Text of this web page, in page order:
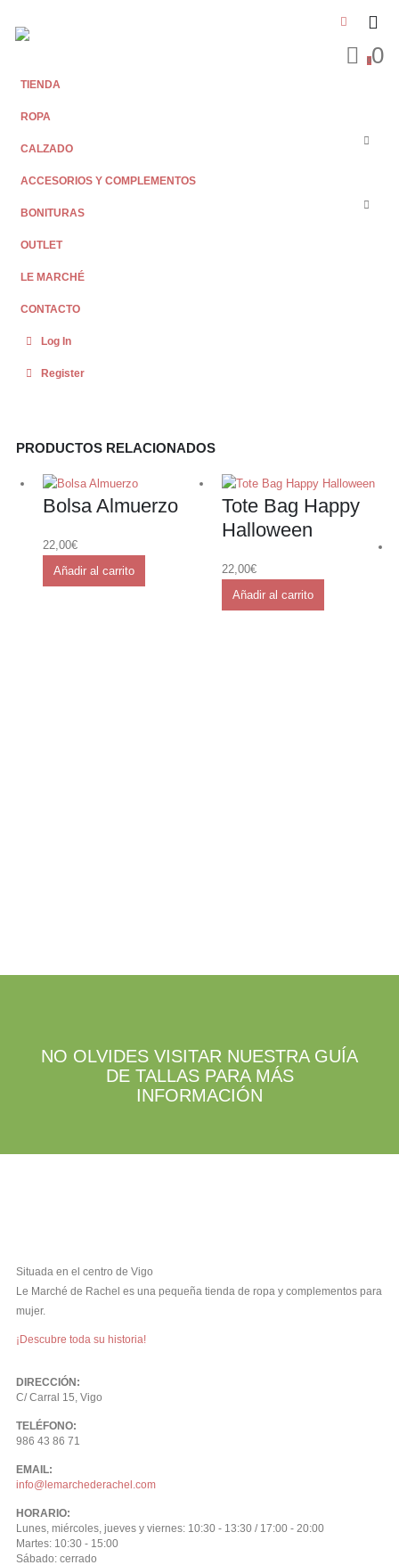
00
TIENDA
ROPA
CALZADO
ACCESORIOS Y COMPLEMENTOS
BONITURAS
OUTLET
LE MARCHÉ
CONTACTO
Log In
Register
PRODUCTOS RELACIONADOS
Bolsa Almuerzo
22,00€
Añadir al carrito
Tote Bag Happy
Halloween
22,00€
Añadir al carrito
NO OLVIDES VISITAR NUESTRA GUÍA
DE TALLAS PARA MÁS
INFORMACIÓN
Situada en el centro de Vigo
Le Marché de Rachel es una pequeña tienda de ropa y complementos para
mujer.
¡Descubre toda su historia!
DIRECCIÓN:
C/ Carral 15, Vigo
TELÉFONO:
986 43 86 71
EMAIL:
info@lemarchederachel.com
HORARIO:
Lunes, miércoles, jueves y viernes: 10:30 - 13:30 / 17:00 - 20:00
Martes: 10:30 - 15:00
Sábado: cerrado